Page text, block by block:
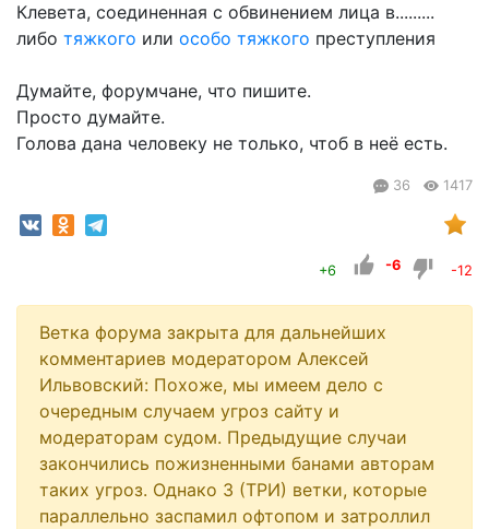
Клевета, соединенная с обвинением лица в.........
либо тяжкого или особо тяжкого преступления
Думайте, форумчане, что пишите.
Просто думайте.
Голова дана человеку не только, чтоб в неё есть.
36 1417
+6 -6 -12
Ветка форума закрыта для дальнейших
комментариев модератором Алексей
Ильвовский: Похоже, мы имеем дело с
очередным случаем угроз сайту и
модераторам судом. Предыдущие случаи
закончились пожизненными банами авторам
таких угроз. Однако 3 (ТРИ) ветки, которые
параллельно заспамил офтопом и затроллил